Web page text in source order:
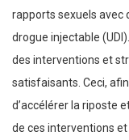
rapports sexuels avec
drogue injectable
des interventions et
satisfaisants. Ceci,
d’accélérer la riposte
de ces interventions